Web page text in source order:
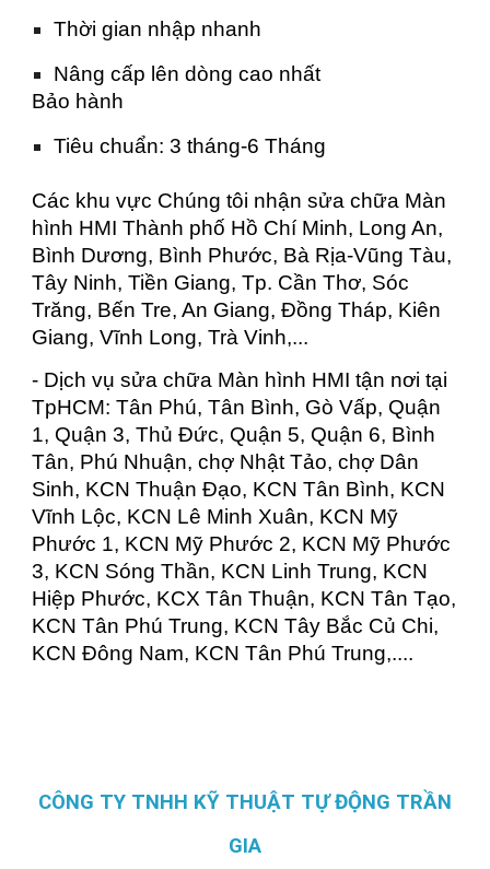
Thời gian nhập nhanh
Nâng cấp lên dòng cao nhất
Bảo hành
Tiêu chuẩn: 3 tháng-6 Tháng
Các khu vực Chúng tôi nhận sửa chữa Màn
hình HMI Thành phố Hồ Chí Minh, Long An,
Bình Dương, Bình Phước, Bà Rịa-Vũng Tàu,
Tây Ninh, Tiền Giang, Tp. Cần Thơ, Sóc
Trăng, Bến Tre, An Giang, Đồng Tháp, Kiên
Giang, Vĩnh Long, Trà Vinh,...
- Dịch vụ sửa chữa Màn hình HMI tận nơi tại
TpHCM: Tân Phú, Tân Bình, Gò Vấp, Quận
1, Quận 3, Thủ Đức, Quận 5, Quận 6, Bình
Tân, Phú Nhuận, chợ Nhật Tảo, chợ Dân
Sinh, KCN Thuận Đạo, KCN Tân Bình, KCN
Vĩnh Lộc, KCN Lê Minh Xuân, KCN Mỹ
Phước 1, KCN Mỹ Phước 2, KCN Mỹ Phước
3, KCN Sóng Thần, KCN Linh Trung, KCN
Hiệp Phước, KCX Tân Thuận, KCN Tân Tạo,
KCN Tân Phú Trung, KCN Tây Bắc Củ Chi,
KCN Đông Nam, KCN Tân Phú Trung,....
CÔNG TY TNHH KỸ THUẬT TỰ ĐỘNG TRẦN
GIA